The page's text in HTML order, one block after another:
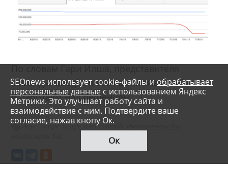
команды Google, в компании знают об этом
и работают над решением.
Теги: Google Google Search Console
SEOnews использует cookie-файлы и обрабатывает
персональные данные с использованием Яндекс
Метрики. Это улучшает работу сайта и
взаимодействие с ним. Подтвердите ваше
согласие, нажав кнопу Ок.
Ок